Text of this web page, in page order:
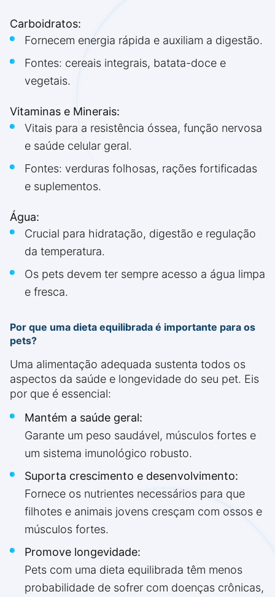
Carboidratos:
Fornecem energia rápida e auxiliam a digestão.
Fontes: cereais integrais, batata-doce e
vegetais.
Vitaminas e Minerais:
Vitais para a resistência óssea, função nervosa
e saúde celular geral.
Fontes: verduras folhosas, rações fortificadas
e suplementos.
Água:
Crucial para hidratação, digestão e regulação
da temperatura.
Os pets devem ter sempre acesso a água limpa
e fresca.
Por que uma dieta equilibrada é importante para os
pets?
Uma alimentação adequada sustenta todos os
aspectos da saúde e longevidade do seu pet. Eis
por que é essencial:
Mantém a saúde geral:
Garante um peso saudável, músculos fortes e
um sistema imunológico robusto.
Suporta crescimento e desenvolvimento:
Fornece os nutrientes necessários para que
filhotes e animais jovens cresçam com ossos e
músculos fortes.
Promove longevidade:
Pets com uma dieta equilibrada têm menos
probabilidade de sofrer com doenças crônicas,